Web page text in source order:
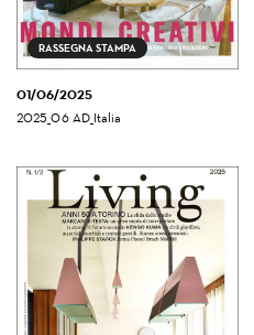
RASSEGNA STAMPA
01/06/2025
2025_06 AD_Italia